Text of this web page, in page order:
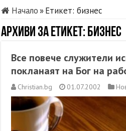
Начало»Етикет:бизнес
Архиви за етикет: бизнес
Все повече служители
покланаят на Бог на
Christian.bg 01.07.2002